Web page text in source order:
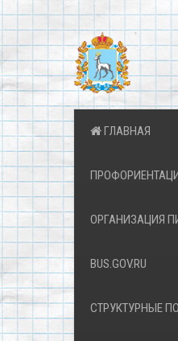
ГЛАВНАЯ
ОРГАНИЗАЦИЯ
BUS.GOV.RU
СТРУКТУРНЫЕ